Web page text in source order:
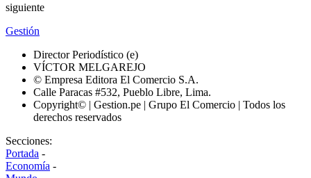
siguiente
Gestión
Director Periodístico (e)
VÍCTOR MELGAREJO
© Empresa Editora El Comercio S.A.
Calle Paracas #532, Pueblo Libre, Lima.
Copyright© | Gestion.pe | Grupo El Comercio | Todos los
derechos reservados
Secciones:
Portada -
Economía -